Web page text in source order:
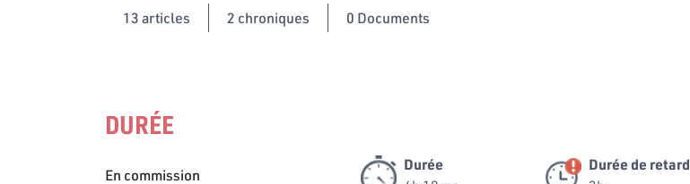
13articles 2 chroniques 0 Documents
DURÉE
En commission
Durée
Durée de retard